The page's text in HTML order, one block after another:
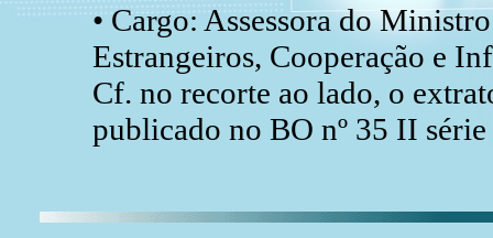
• Cargo: Assessora do
Estrangeiros, Cooperação e
Cf. no recorte ao lado, o
publicado no BO nº 35 II